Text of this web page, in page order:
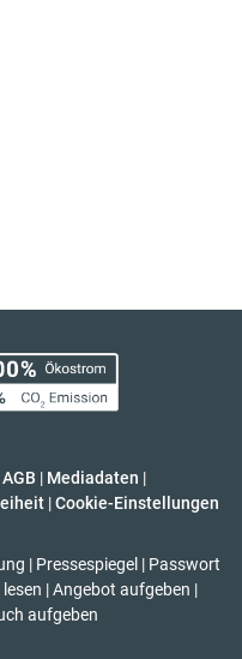
AGB | Mediadaten |
| Cookie-Einstellungen
| Pressespiegel | Passwort
| Angebot aufgeben |
aufgeben